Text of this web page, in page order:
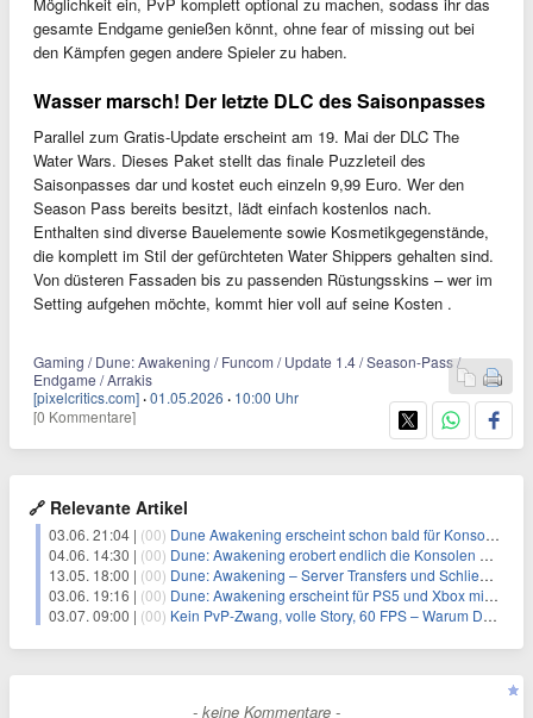
gesamte Endgame genießen könnt, ohne fear of missing out bei
den Kämpfen gegen andere Spieler zu haben.
Wasser marsch! Der letzte DLC des Saisonpasses
Parallel zum Gratis-Update erscheint am 19. Mai der DLC The
Water Wars. Dieses Paket stellt das finale Puzzleteil des
Saisonpasses dar und kostet euch einzeln 9,99 Euro. Wer den
Season Pass bereits besitzt, lädt einfach kostenlos nach.
Enthalten sind diverse Bauelemente sowie Kosmetikgegenstände,
die komplett im Stil der gefürchteten Water Shippers gehalten sind.
Von düsteren Fassaden bis zu passenden Rüstungsskins – wer im
Setting aufgehen möchte, kommt hier voll auf seine Kosten .
Gaming / Dune: Awakening / Funcom / Update 1.4 / Season-Pass /
Endgame / Arrakis
[pixelcritics.com] ·01.05.2026 · 10:00 Uhr
[0 Kommentare]
🔗 Relevante Artikel
03.06. 21:04 | (00) Dune Awakening erscheint schon bald für Konsolen und Einzelspielermodus
04.06. 14:30 | (00) Dune: Awakening erobert endlich die Konsolen – und bringt den lange geforderten Singleplayer gleich mit
13.05. 18:00 | (00) Dune: Awakening – Server Transfers und Schließungen sorgen für Unruhe
03.06. 19:16 | (00) Dune: Awakening erscheint für PS5 und Xbox mit der bisher besten Version des Spiels
03.07. 09:00 | (00) Kein PvP-Zwang, volle Story, 60 FPS – Warum Dune: Awakening auf der Konsole besser wird als auf dem PC
- keine Kommentare -